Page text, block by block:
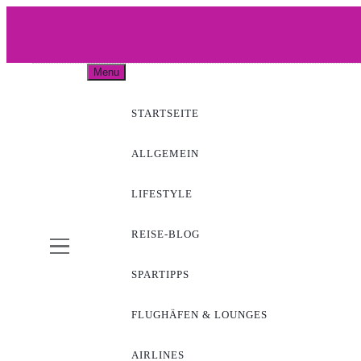
WOW-
Menu
STARTSEITE
ALLGEMEIN
LIFESTYLE
REISE-BLOG
SPARTIPPS
FLUGHÄFEN & LOUNGES
AIRLINES